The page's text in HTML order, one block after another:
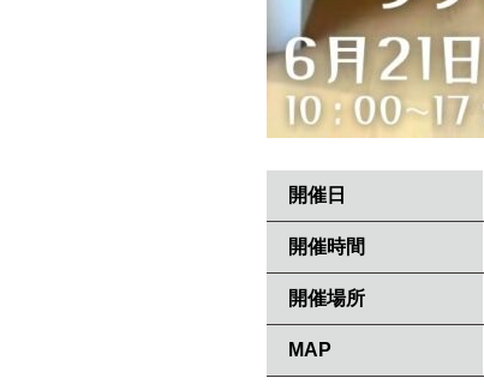
開催日
開催時間
開催場所
MAP